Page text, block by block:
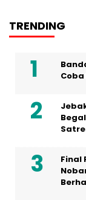
TRENDING
Final